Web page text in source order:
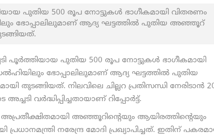
പുതിയ 500 രൂപ നോട്ടുകള്‍ ഭാഗീകമായി വിതരണം
ഭോപ്പാലിലുമാണ് ആദ്യ ഘട്ടത്തിൽ പുതിയ അഞ്ഞൂറ്
പൂര്‍ത്തിയായ പുതിയ 500 രൂപ നോട്ടുകള്‍ ഭാഗീകമായി
ഭോപ്പാലിലുമാണ് ആദ്യ ഘട്ടത്തിൽ പുതിയ
തുടങ്ങിയത്. നിലവിലെ ചില്ലറ പ്രതിസന്ധി നേരിടാന്‍
വര്‍ദ്ധിപ്പിച്ചതായാണ് റിപ്പോർട്ട്.
അഞ്ഞൂറിന്റെയും ആയിരത്തിന്റെയും
നരേന്ദ്ര മോദി പ്രഖ്യാപിച്ചത്. ഇതിന്